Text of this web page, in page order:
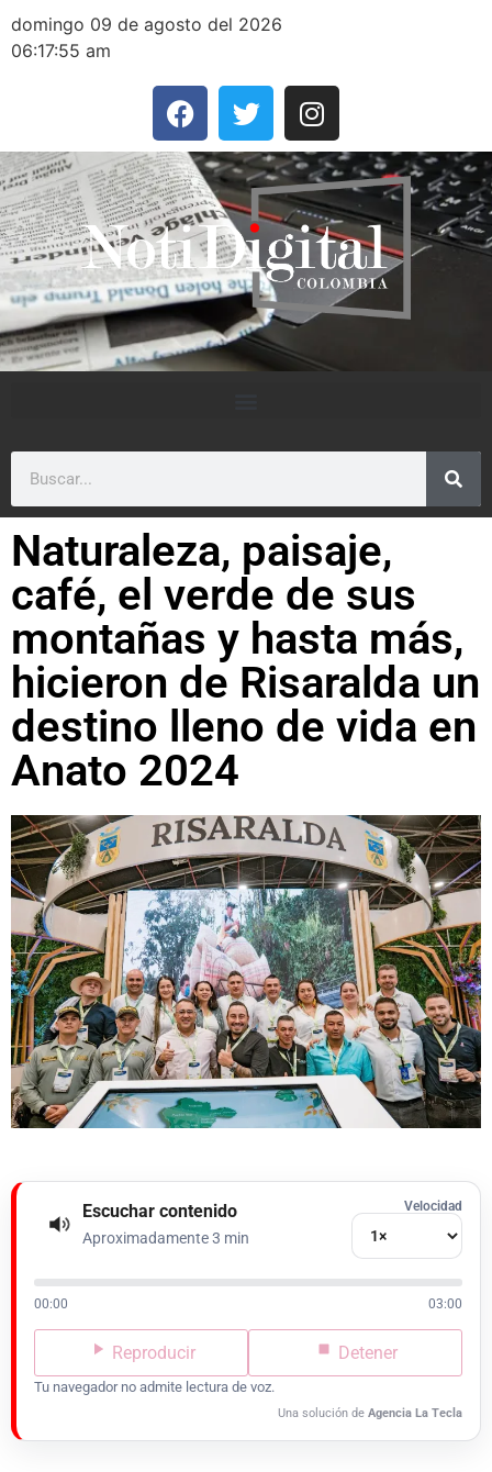
domingo 09 de agosto del 2026
06:17:55 am
Naturaleza, paisaje,
café, el verde de sus
montañas y hasta más,
hicieron de Risaralda un
destino lleno de vida en
Anato 2024
Escuchar contenido
Aproximadamente 3 min
Velocidad
00:00 03:00
Reproducir Detener
Tu navegador no admite lectura de voz.
Una solución de Agencia La Tecla